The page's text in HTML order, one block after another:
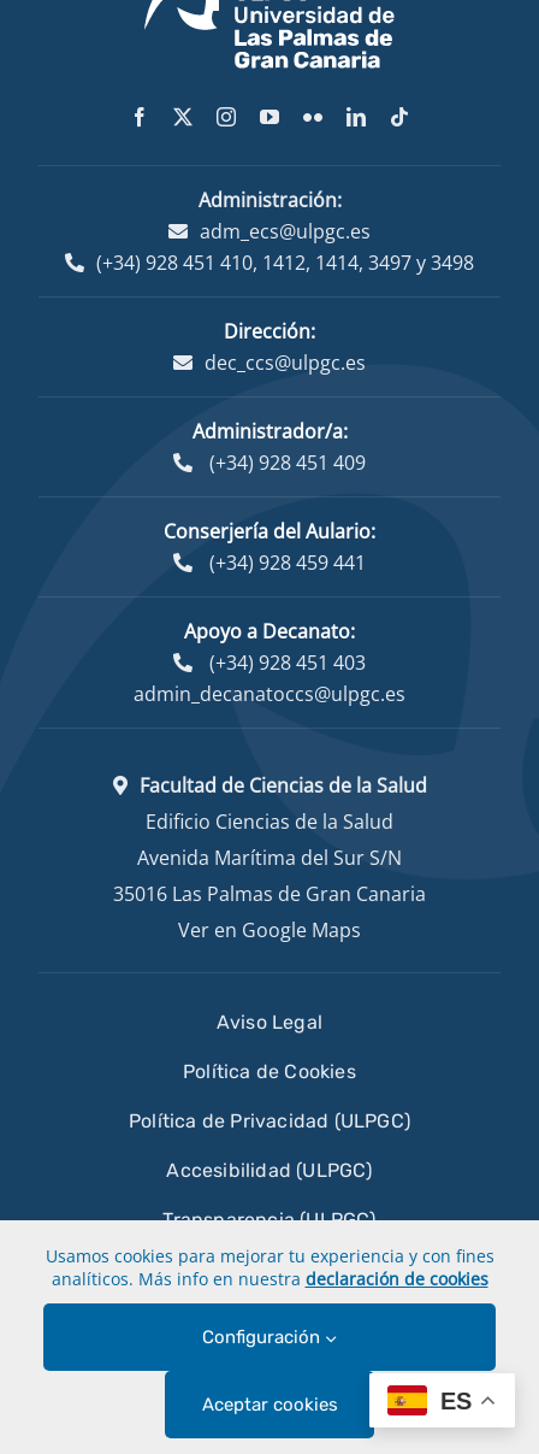
Administración:
adm_ecs@ulpgc.es
(+34) 928 451 410, 1412, 1414, 3497y3498
Dirección:
dec_ccs@ulpgc.es
Administrador/a:
(+34) 928 451 409
Conserjería del Aulario:
(+34) 928 459 441
Apoyo a Decanato:
(+34) 928 451 403
admin_decanatoccs@ulpgc.es
Facultad de Ciencias de la Salud
Edificio Ciencias de la Salud
Avenida Marítima del Sur S/N
35016 Las Palmas de Gran Canaria
Ver en Google Maps
Aviso Legal
Política de Cookies
Política de Privacidad (ULPGC)
Accesibilidad (ULPGC)
Transparencia (ULPGC)
Sobre esta web
© Universidad de Las Palmas de Gran Canaria ·
ES
Usamos cookies para mejorar tu experiencia y con fines
analíticos. Más info en nuestra declaración de cookies
Configuración
Aceptar cookies